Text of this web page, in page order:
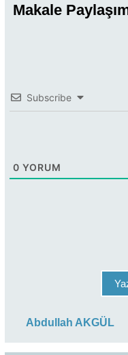
Makale
Subscribe
0 YORUM
Abdullah AKGÜL